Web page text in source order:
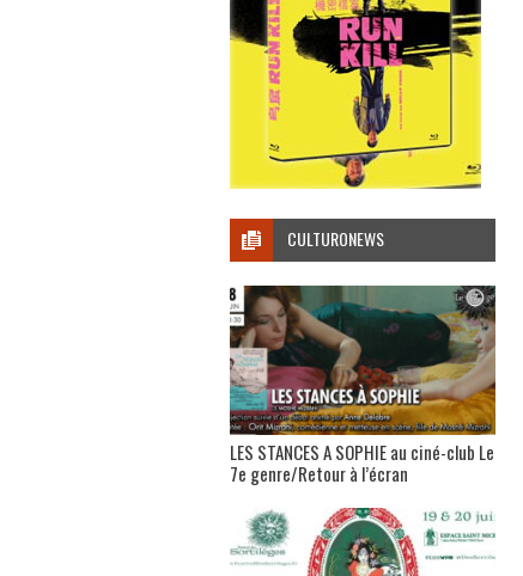
CULTURONEWS
LES STANCES A SOPHIE au ciné-club Le
7e genre/Retour à l’écran